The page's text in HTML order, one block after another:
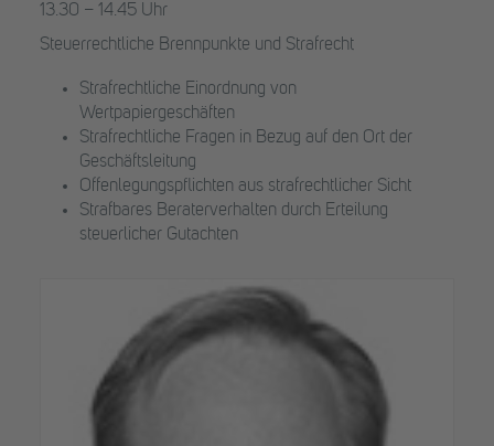
13.30 – 14.45 Uhr
Steuerrechtliche Brennpunkte und Strafrecht
Strafrechtliche Einordnung von
Wertpapiergeschäften
Strafrechtliche Fragen in Bezug auf den Ort der
Geschäftsleitung
Offenlegungspflichten aus strafrechtlicher Sicht
Strafbares Beraterverhalten durch Erteilung
steuerlicher Gutachten